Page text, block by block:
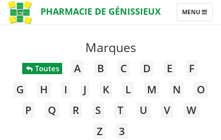
PHARMACIE DE GÉNISSIEUX
TOGGLE
NAVIGATION
MENU
Marques
Toutes A B C D E
F
G
H I J K L M N
O
P
Q R S T U V
W
Z
3